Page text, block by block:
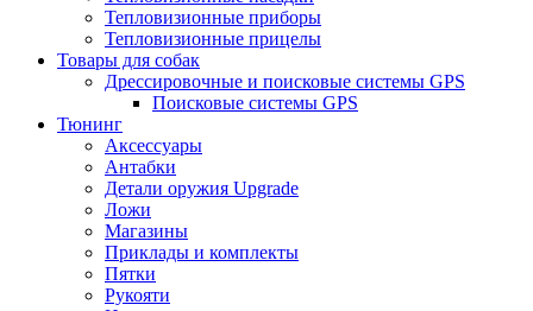
Тепловизионные приборы
Тепловизионные прицелы
Товары для собак
Дрессировочные и поисковые системы GPS
Поисковые системы GPS
Тюнинг
Аксессуары
Антабки
Детали оружия Upgrade
Ложи
Магазины
Приклады и комплекты
Пятки
Рукояти